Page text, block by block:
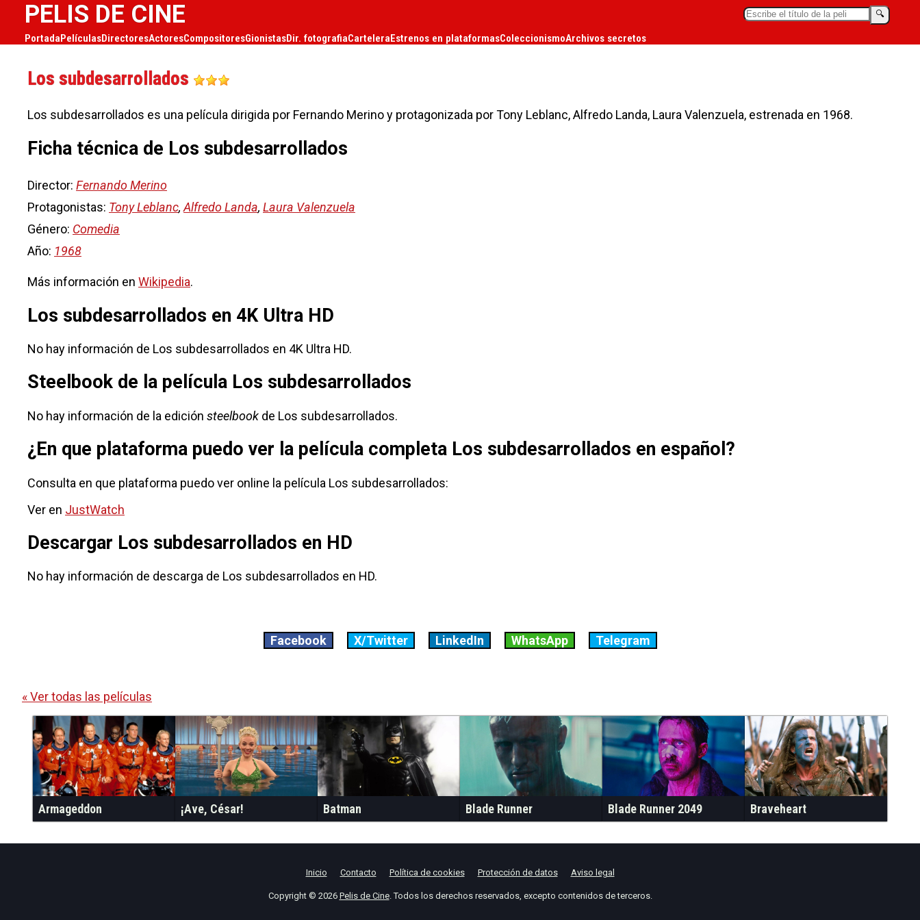
PELIS DE CINE 🔍︎
PortadaPelículasDirectoresActoresCompositoresGionistasDir. fotografiaCarteleraEstrenos en plataformasColeccionismoArchivos secretos
Los subdesarrollados
Los subdesarrollados es una película dirigida por Fernando Merino y protagonizada por Tony Leblanc, Alfredo Landa, Laura Valenzuela, estrenada en 1968.
Ficha técnica de Los subdesarrollados
Director: Fernando Merino
Protagonistas: Tony Leblanc,Alfredo Landa, Laura Valenzuela
Género: Comedia
Año: 1968
Más información en Wikipedia.
Los subdesarrollados en 4K Ultra HD
No hay información de Los subdesarrollados en 4K Ultra HD.
Steelbook de la película Los subdesarrollados
No hay información de la edición steelbook de Los subdesarrollados.
¿En que plataforma puedo ver la película completa Los subdesarrollados en español?
Consulta en que plataforma puedo ver online la película Los subdesarrollados:
Ver en JustWatch
Descargar Los subdesarrollados en HD
No hay información de descarga de Los subdesarrollados en HD.
Facebook X/Twitter LinkedIn WhatsApp Telegram
« Ver todas las películas
Armageddon ¡Ave, César! Batman Blade Runner Blade Runner 2049 Braveheart
Inicio Contacto Política de cookies Protección de datos Aviso legal
Copyright © 2026 Pelis de Cine. Todos los derechos reservados, excepto contenidos de terceros.